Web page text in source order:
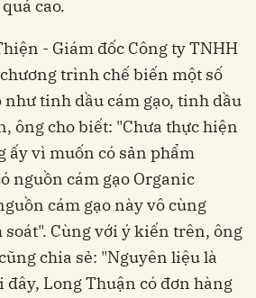
cao.
- Giám đốc Công ty TNHH
trình chế biến một số
như tinh dầu cám gạo, tinh dầu
ông cho biết: "Chưa thực hiện
ấy vì muốn có sản phẩm
nguồn cám gạo Organic
cám gạo này vô cùng
Cùng với ý kiến trên, ông
chia sẻ: "Nguyên liệu là
Long Thuận có đơn hàng